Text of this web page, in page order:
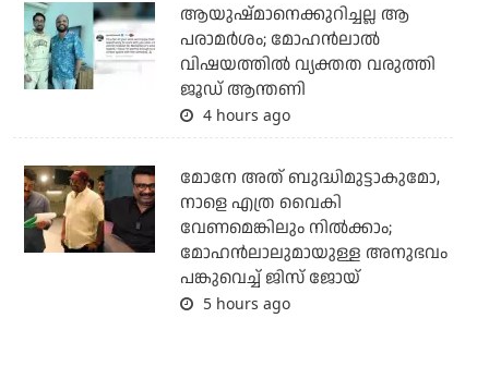
ആയുഷ്മാനെക്കുറിച്ചല്ല ആ
പരാമർശം; മോഹൻലാൽ
വിഷയത്തിൽ വ്യക്തത വരുത്തി
ജൂഡ് ആന്തണി
4 hours ago
മോനേ അത് ബുദ്ധിമുട്ടാകുമോ,
നാളെ എത്ര വൈകി
വേണമെങ്കിലും നില്‍ക്കാം;
മോഹന്‍ലാലുമായുള്ള അനുഭവം
പങ്കുവെച്ച് ജിസ് ജോയ്
5 hours ago